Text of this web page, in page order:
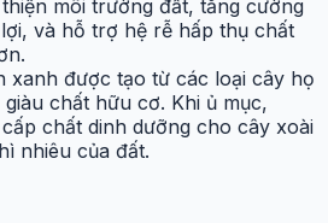
môi trường đất, tăng cường
và hỗ trợ hệ rễ hấp thụ chất
xanh được tạo từ các loại cây họ
chất hữu cơ. Khi ủ mục,
chất dinh dưỡng cho cây xoài
nhiêu của đất.